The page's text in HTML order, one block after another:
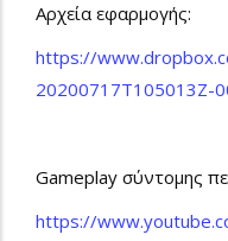
Αρχεία εφαρμογής:
https://
20200717T105013Z-
Gameplay σύντομης
https://